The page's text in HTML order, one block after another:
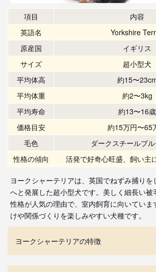
項目
内容
英語名
Yorkshire
原産国
イギリス
サイズ
超小型犬
平均体高
約15〜
平均体重
約2〜3kg
平均寿命
約13〜16歳
価格目安
約15万円〜65
毛色
ダークスチールブ
性格の傾向
活発で好奇心旺盛、飼い主
ヨークシャーテリアは、英国でねずみ捕り
へと発展した超小型犬です。美しく細長い
性格が人気の理由で、室内飼育に向いていま
けや関係づくりを楽しみやすい犬種です。
ヨークシャーテリアの特徴